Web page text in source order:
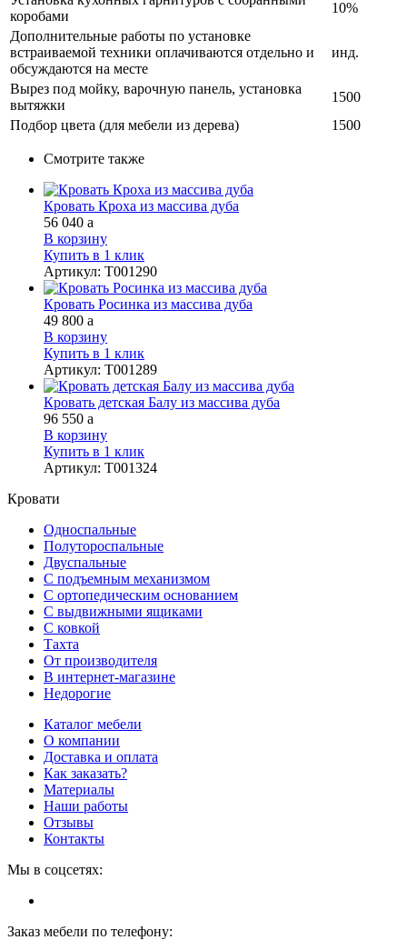
коробами
10%
Дополнительные работы по установке
встраиваемой техники оплачиваются отдельно и
обсуждаются на месте
инд.
Вырез под мойку, варочную панель, установка
вытяжки
1500
Подбор цвета (для мебели из дерева)
1500
Смотрите также
Кровать Кроха из массива дуба
56 040 a
В корзину
Купить в 1 клик
Артикул: Т001290
Кровать Росинка из массива дуба
49 800 a
В корзину
Купить в 1 клик
Артикул: Т001289
Кровать детская Балу из массива дуба
96 550 a
В корзину
Купить в 1 клик
Артикул: Т001324
Кровати
Односпальные
Полутороспальные
Двуспальные
С подъемным механизмом
С ортопедическим основанием
С выдвижными ящиками
С ковкой
Тахта
От производителя
В интернет-магазине
Недорогие
Каталог мебели
О компании
Доставка и оплата
Как заказать?
Материалы
Наши работы
Отзывы
Контакты
Мы в соцсетях:
Заказ мебели по телефону: